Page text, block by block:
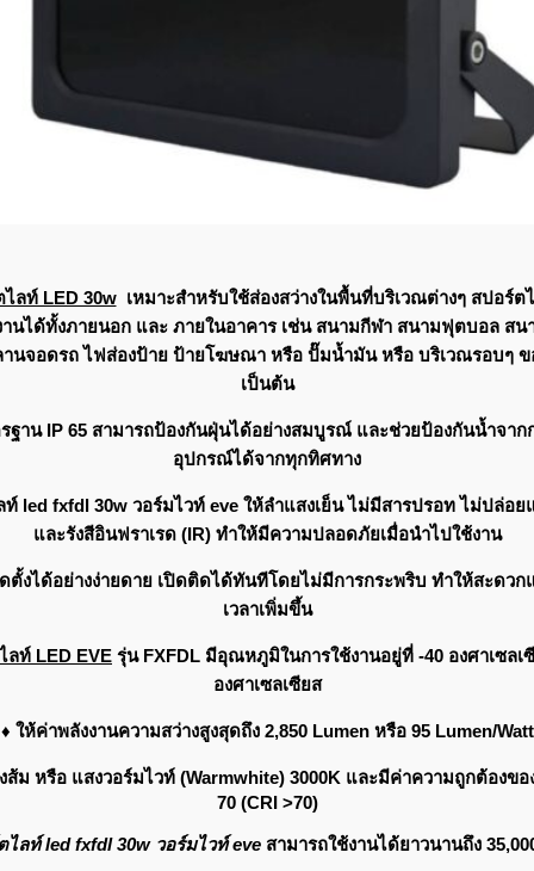
ลท์ LED 30wเหมาะสำหรับใช้ส่องสว่างในพื้นที่บริเวณต่างๆ สปอร์ต
านได้ทั้งภายนอก และ ภายในอาคาร เช่น สนามกีฬา สนามฟุตบอล ส
นจอดรถ ไฟส่องป้าย ป้ายโฆษณา หรือ ปั๊มน้ำมัน หรือ บริเวณรอบๆ ข
เป็นต้น
ฐาน IP 65 สามารถป้องกันฝุ่นได้อย่างสมบูรณ์ และช่วยป้องกันน้ำจาก
อุปกรณ์ได้จากทุกทิศทาง
ท์ led fxfdl 30wวอร์มไวท์ eve ให้ลำแสงเย็น ไม่มีสารปรอท ไม่ปล่อย
และรังสีอินฟราเรด (IR) ทำให้มีความปลอดภัยเมื่อนำไปใช้งาน
ตั้งได้อย่างง่ายดาย เปิดติดได้ทันทีโดยไม่มีการกระพริบ ทำให้สะดวก
เวลาเพิ่มขึ้น
ลท์ LED EVE รุ่น FXFDL มีอุณหภูมิในการใช้งานอยู่ที่ -40 องศาเซลเ
องศาเซลเซียส
♦ ให้ค่าพลังงานความสว่างสูงสุดถึง 2,850 Lumen หรือ 95 Lumen/Watt
ส้ม หรือ แสงวอร์มไวท์ (Warmwhite) 3000K และมีค่าความถูกต้องขอ
70 (CRI >70)
ไลท์ led fxfdl 30w วอร์มไวท์ eve สามารถใช้งานได้ยาวนานถึง